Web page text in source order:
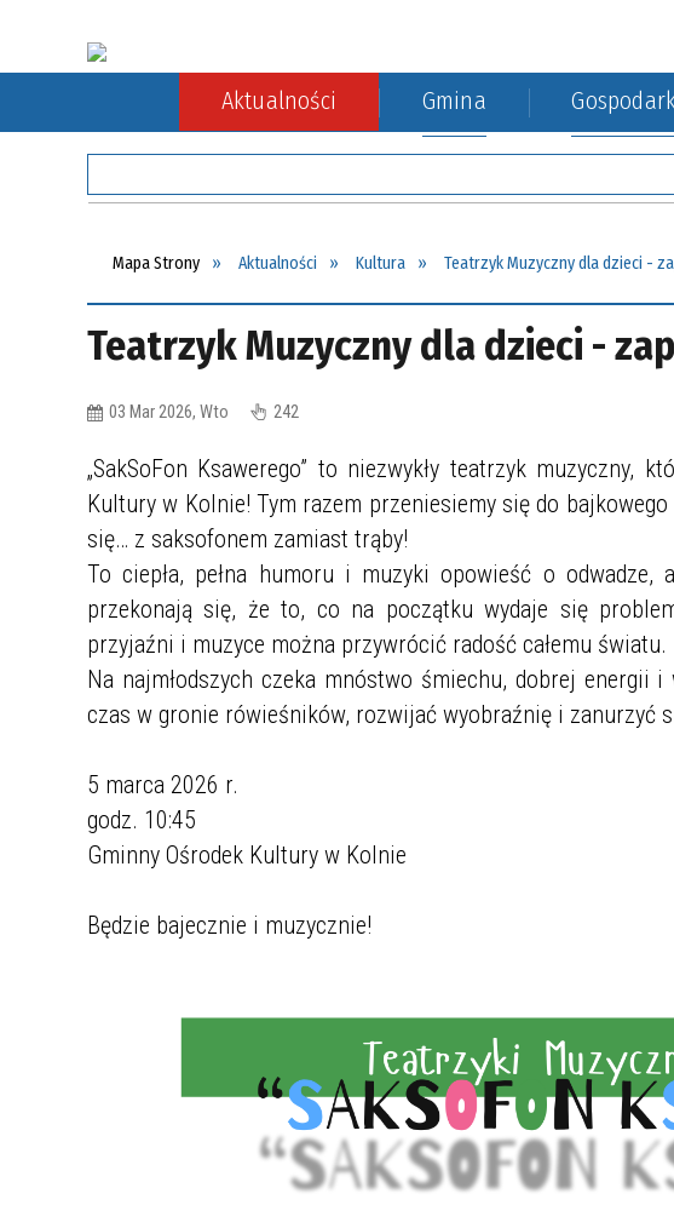
Aktualności Gmina
Mapa Strony Aktualności Kultura Teatrzyk Muzyczny dla dzieci -
Teatrzyk Muzyczny dla dzieci -
03 Mar 2026, Wto 242
„SakSoFon Ksawerego” to niezwykły teatrzyk
Kultury w Kolnie! Tym razem przeniesiemy się do
się… z saksofonem zamiast trąby!
To ciepła, pełna humoru i muzyki opowieść o odwadze,
przekonają się, że to, co na początku wydaje się
przyjaźni i muzyce można przywrócić radość całemu światu.
Na najmłodszych czeka mnóstwo śmiechu, dobrej energii
czas w gronie rówieśników, rozwijać wyobraźnię i zanurzyć
5 marca 2026 r.
godz. 10:45
Gminny Ośrodek Kultury w Kolnie
Będzie bajecznie i muzycznie!